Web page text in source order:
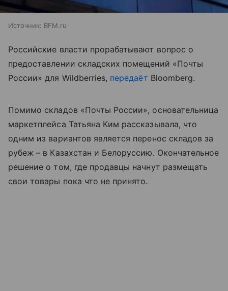
Источник: BFM.ru
Российские власти прорабатывают вопрос о
предоставлении складских помещений «Почты
России» для Wildberries, передаёт Bloomberg.
Помимо складов «Почты России», основательница
маркетплейса Татьяна Ким рассказывала, что
одним из вариантов является перенос складов за
рубеж – в Казахстан и Белоруссию. Окончательное
решение о том, где продавцы начнут размещать
свои товары пока что не принято.